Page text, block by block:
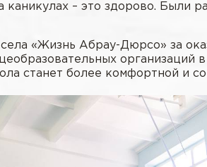
– это здорово. Были
«Жизнь Абрау-Дюрсо» за
организаций
станет более комфортной и